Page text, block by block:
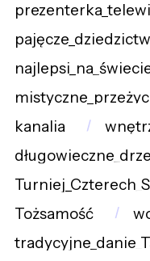
kanalia
Tożsamość